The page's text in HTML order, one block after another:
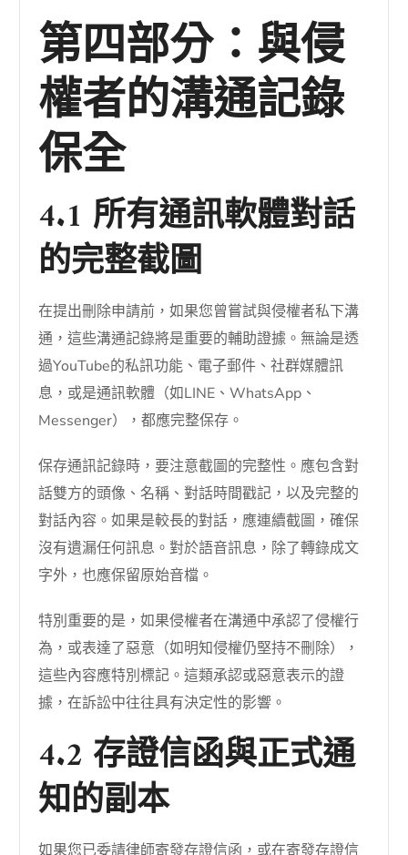
第四部分：與侵
權者的溝通記錄
保全
4.1 所有通訊軟體對話
的完整截圖
在提出刪除申請前，如果您曾嘗試與侵權者私下溝
通，這些溝通記錄將是重要的輔助證據。無論是透
過YouTube的私訊功能、電子郵件、社群媒體訊
息，或是通訊軟體（如LINE、WhatsApp、
Messenger），都應完整保存。
保存通訊記錄時，要注意截圖的完整性。應包含對
話雙方的頭像、名稱、對話時間戳記，以及完整的
對話內容。如果是較長的對話，應連續截圖，確保
沒有遺漏任何訊息。對於語音訊息，除了轉錄成文
字外，也應保留原始音檔。
特別重要的是，如果侵權者在溝通中承認了侵權行
為，或表達了惡意（如明知侵權仍堅持不刪除），
這些內容應特別標記。這類承認或惡意表示的證
據，在訴訟中往往具有決定性的影響。
4.2 存證信函與正式通
知的副本
如果您已委請律師寄發存證信函，或在寄發存證信